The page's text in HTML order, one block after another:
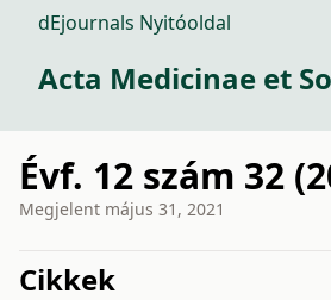
dEjournals Nyitóoldal
Acta Medicinae et
Évf. 12 szám 32
Megjelent május 31, 2021
Cikkek